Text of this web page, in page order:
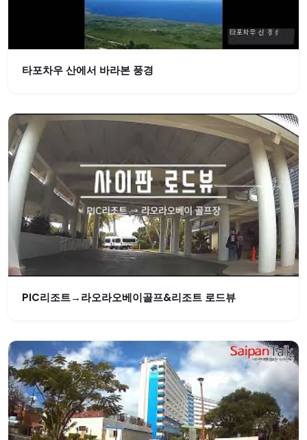
타포차우 산에서 바라본 풍경
PIC리조트→라오라오베이골프&리조트 로드뷰